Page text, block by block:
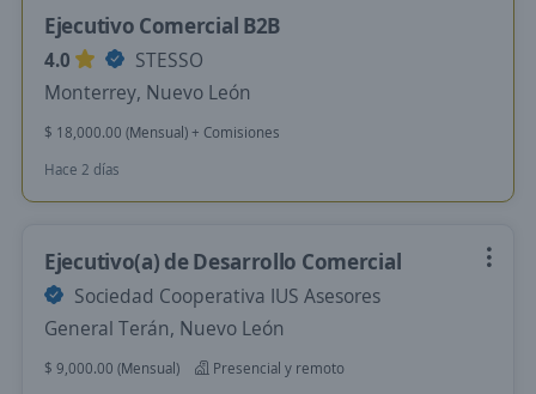
Ejecutivo Comercial B2B
4.0
STESSO
Monterrey, Nuevo León
$ 18,000.00 (Mensual) + Comisiones
Hace 2 días
Ejecutivo(a) de Desarrollo Comercial
Sociedad Cooperativa IUS Asesores
General Terán, Nuevo León
$ 9,000.00 (Mensual)
Presencial y remoto